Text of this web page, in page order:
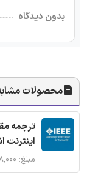
بدون دیدگاه
محصولات
اینترنت
مبلغ: ۱۶۸,۰۰۰ تومان